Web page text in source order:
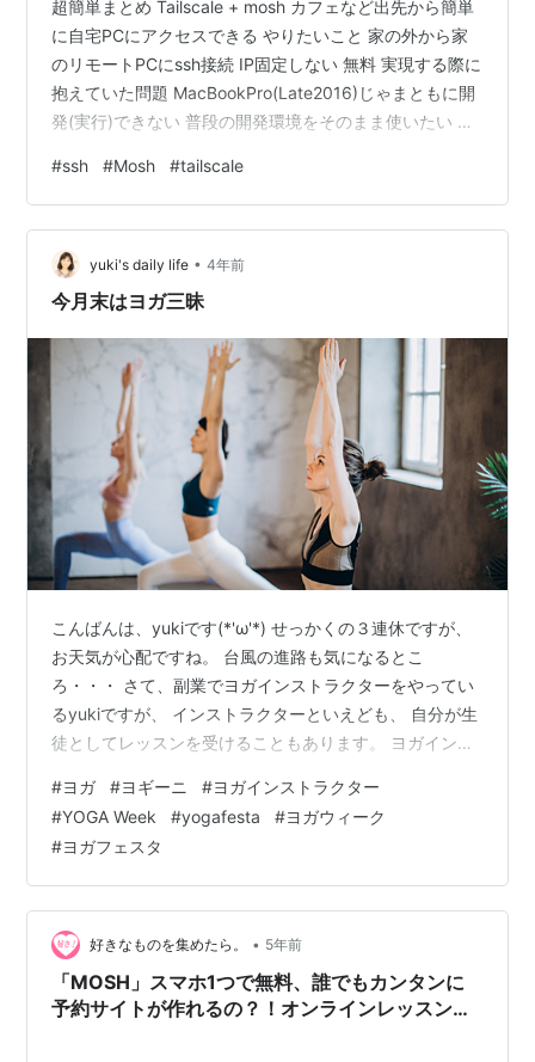
超簡単まとめ Tailscale + mosh カフェなど出先から簡単
に自宅PCにアクセスできる やりたいこと 家の外から家
のリモートPCにssh接続 IP固定しない 無料 実現する際に
抱えていた問題 MacBookPro(Late2016)じゃまともに開
発(実行)できない 普段の開発環境をそのまま使いたい マ
sshできない 外部からのsshが遅い ネットワーク何もわか
らん Tailscaleで簡単グローバルssh Tailscaleは無料で使
えるVPNサービスです。 会員登録もGoogleアカウントで
済むため、お手軽に使えます。 しかも様々な…
#ssh #Mosh #tailscale
yuki's daily life • 4年前
今月末はヨガ三昧
こんばんは、yukiです(*'ω'*) せっかくの３連休ですが、
お天気が心配ですね。 台風の進路も気になるとこ
ろ・・・ さて、副業でヨガインストラクターをやってい
るyukiですが、 インストラクターといえども、 自分が生
徒としてレッスンを受けることもあります。 ヨガインス
勉強のためだけでなく、 好きな先生のクラスでリフレッ
シュしたり。 １年ほど前から私が定期的に受講している
のは、 オンラインのレッスンで、 股関節の柔軟性を高め
るのがテーマのクラス。 毎週火曜日にレッスンをリアル
タイムで受けて、 週末に録画版で再受講という感じでや
っています。…
#ヨガ #ヨギーニ #ヨガインストラクター
#YOGA Week #yogafesta #ヨガウィーク
#ヨガフェスタ
好きなものを集めたら。 • 5年前
「MOSH」スマホ1つで無料、誰でもカンタンに
予約サイトが作れるの？！オンラインレッスン始